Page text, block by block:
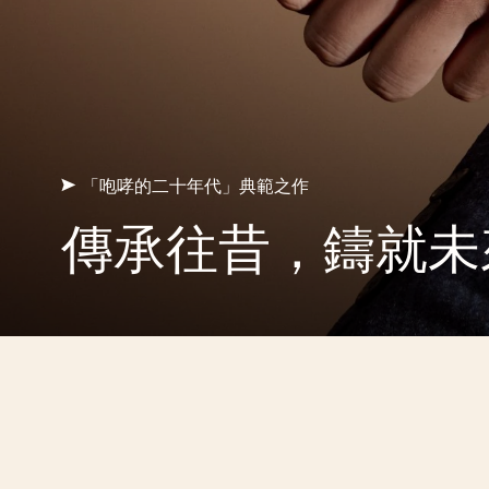
「咆哮的二十年代」典範之作
傳承往昔，鑄就